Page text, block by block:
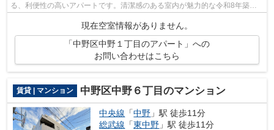
る、利便性の高いアパートです。清潔感のある室内が魅力的な令和8年築の
物件となっており、一押しです。最上階...
現在空室情報がありません。
「中野区中野１丁目のアパート」への
お問い合わせはこちら
賃貸 | マンション 中野区中野６丁目のマンション
中央線 「中野 」駅 徒歩11分
総武線 「東中野 」駅 徒歩11分